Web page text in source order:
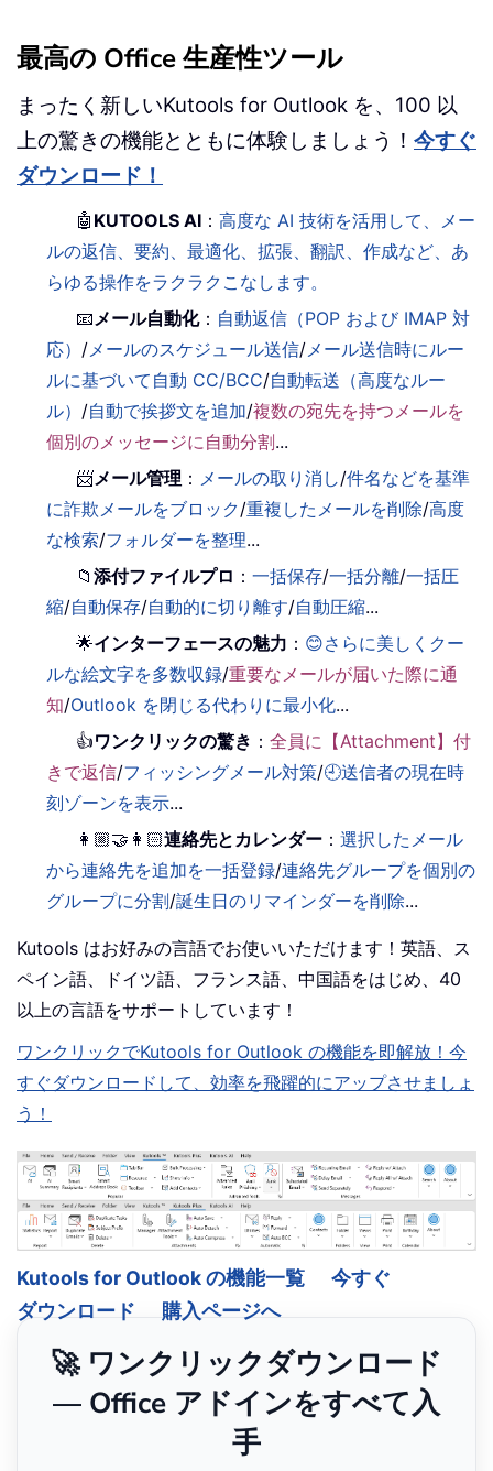
最高の Office 生産性ツール
まったく新しいKutools for Outlook を、100 以
上の驚きの機能とともに体験しましょう！ 今すぐ
ダウンロード！
🤖 KUTOOLS AI ：高度な AI 技術を活用して、メー
ルの返信、要約、最適化、拡張、翻訳、作成など、あ
らゆる操作をラクラクこなします。
📧メール自動化： 自動返信（POP および IMAP 対
応） /メールのスケジュール送信/メール送信時にルー
ルに基づいて自動 CC/BCC/自動転送（高度なルー
ル） /自動で挨拶文を追加/複数の宛先を持つメールを
個別のメッセージに自動分割...
📨メール管理 ： メールの取り消し/件名などを基準
に詐欺メールをブロック/重複したメールを削除/高度
な検索/フォルダーを整理...
📁添付ファイルプロ ：一括保存/一括分離/一括圧
縮/自動保存/自動的に切り離す/自動圧縮...
🌟インターフェースの魅力 ： 😊さらに美しくクー
ルな絵文字を多数収録/重要なメールが届いた際に通
知/Outlook を閉じる代わりに最小化...
👍ワンクリックの驚き ：全員に【Attachment】付
きで返信/フィッシングメール対策/🕘送信者の現在時
刻ゾーンを表示...
👩🏼‍🤝‍👩🏻連絡先とカレンダー ：選択したメール
から連絡先を追加を一括登録/連絡先グループを個別の
グループに分割/誕生日のリマインダーを削除...
Kutools はお好みの言語でお使いいただけます！英語、ス
ペイン語、ドイツ語、フランス語、中国語をはじめ、40
以上の言語をサポートしています！
ワンクリックでKutools for Outlook の機能を即解放！今
すぐダウンロードして、効率を飛躍的にアップさせましょ
う！
Kutools for Outlook の機能一覧
今すぐ
ダウンロード
購入ページへ
🚀 ワンクリックダウンロード
— Office アドインをすべて入
手